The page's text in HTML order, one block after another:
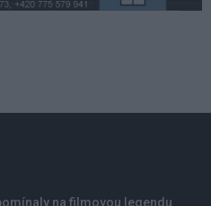
na filmovou legendu